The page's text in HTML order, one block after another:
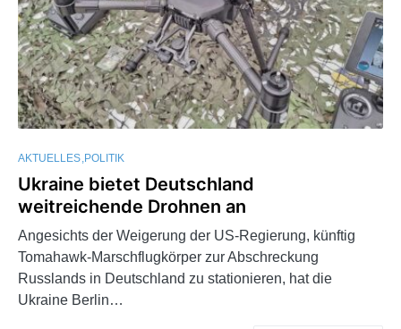
AKTUELLES POLITIK
Ukraine bietet Deutschland
weitreichende Drohnen an
Angesichts der Weigerung der US-Regierung, künftig
Tomahawk-Marschflugkörper zur Abschreckung
Russlands in Deutschland zu stationieren, hat die
Ukraine Berlin…